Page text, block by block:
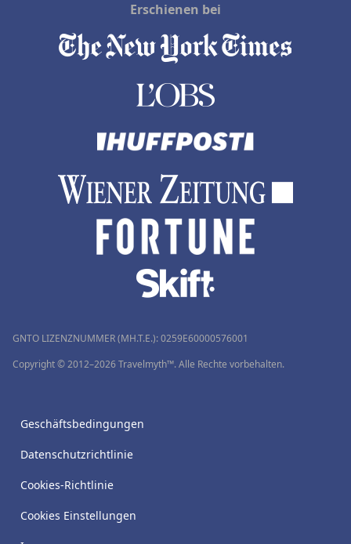
Erschienen bei
GNTO LIZENZNUMMER (MH.T.E.): 0259Ε60000576001
Copyright © 2012–2026 Travelmyth™. Alle Rechte vorbehalten.
Geschäftsbedingungen
Datenschutzrichtlinie
Cookies-Richtlinie
Cookies Einstellungen